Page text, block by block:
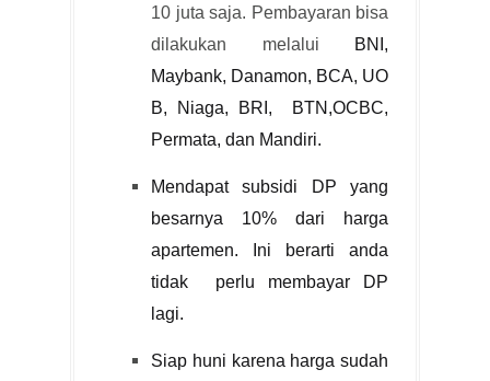
10 juta saja. Pembayaran bisa
dilakukan melalui
BNI,
Maybank, Danamon, BCA, UO
B, Niaga, BRI, BTN,OCBC,
Permata, dan Mandiri.
Mendapat subsidi DP yang
besarnya 10% dari harga
apartemen. Ini berarti anda
tidak perlu membayar DP
lagi.
Siap huni karena harga sudah